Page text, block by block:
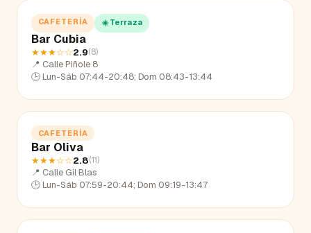
CAFETERÍA ☀️ Terraza
Bar Cubia
★★★☆☆2.9(8)
📍 Calle Piñole 8
🕒 Lun-Sáb 07:44-20:48; Dom 08:43-13:44
CAFETERÍA
Bar Oliva
★★★☆☆2.8(11)
📍 Calle Gil Blas
🕒 Lun-Sáb 07:59-20:44; Dom 09:19-13:47